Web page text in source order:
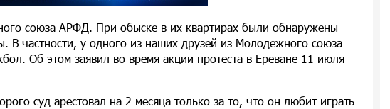
союза АРФД. При обыске в их квартирах были обнаружены
В частности, у одного из наших друзей из Молодежного союза
Об этом заявил во время акции протеста в Ереване 11 июля
суд арестовал на 2 месяца только за то, что он любит играть